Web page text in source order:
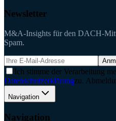
Newsletter
M&A-Insights für den DACH-
Spam.
Ich stimme der Verarbeitung
Datenschutzerklärungzu.
Navigation
Navigation